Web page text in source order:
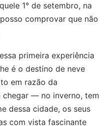
1° de setembro, na
comprovar que não
primeira experiência
é o destino de neve
em razão da
— no inverno, tem
dessa cidade, os seus
com vista fascinante